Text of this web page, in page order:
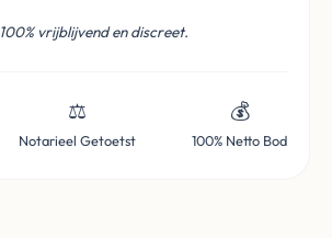
100% vrijblijvend en discreet.
⚖️
Notarieel Getoetst
💰
100% Netto Bod